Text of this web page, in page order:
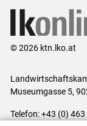
© 2026 ktn.lko.at
Museumgasse 5,
Telefon: +43 (0) 463